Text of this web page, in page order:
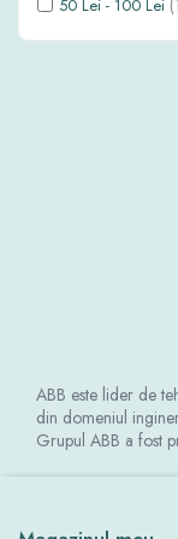
Organizare santier
50 Lei - 100 Lei
ABB este lider de
din domeniul
Grupul ABB a fost